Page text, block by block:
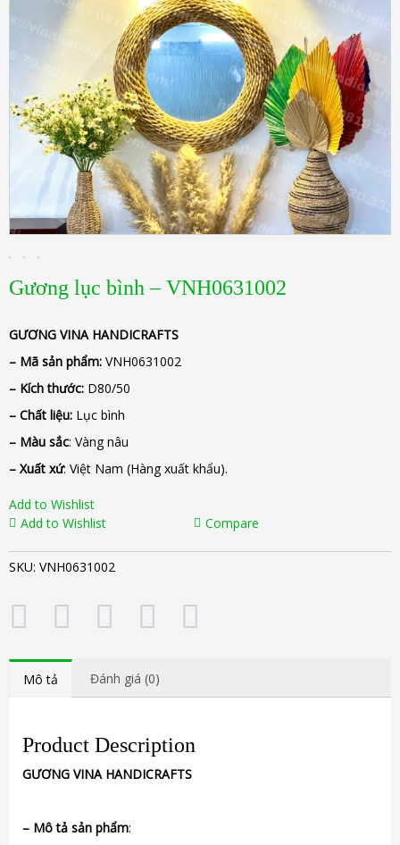
Gương lục bình – VNH0631002
GƯƠNG VINA HANDICRAFTS
– Mã sản phẩm: VNH0631002
– Kích thước: D80/50
– Chất liệu: Lục bình
– Màu sắc: Vàng nâu
– Xuất xứ: Việt Nam (Hàng xuất khẩu).
Add to Wishlist
Add to Wishlist
Compare
SKU: VNH0631002
Mô tả Đánh giá (0)
Product Description
GƯƠNG VINAHANDICRAFTS
– Mô tả sản phẩm: